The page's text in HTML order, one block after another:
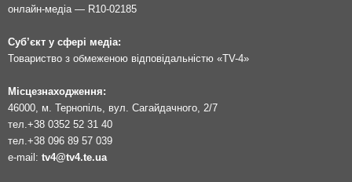
онлайн-медіа — R10-02185
Суб’єкт у сфері медіа:
Товариство з обмеженою відповідальністю «TV-4»
Місцезнаходження:
46000, м. Тернопіль, вул. Сагайдачного, 2/7
тел.+38 0352 52 31 40
тел.+38 096 89 57 039
e-mail: tv4@tv4.te.ua